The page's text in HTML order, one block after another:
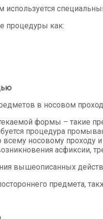
используется
процедуры как:
в носовом
формы – такие
процедура
носовому проходу и
асфиксии,
вышеописанных
предмета,